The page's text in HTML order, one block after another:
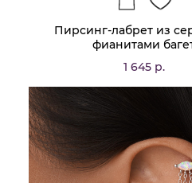
Пирсинг-лабрет из
фианитами
1 645 р.